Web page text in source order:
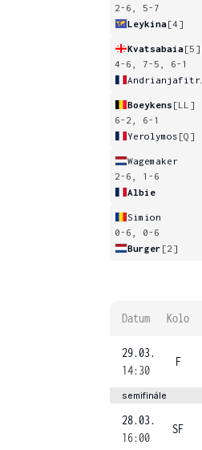
2-6, 5-7
Leykina[4]
Kvatsabaia[5]
4-6, 7-5, 6-1
Boeykens [LL]
6-2, 6-1
Yerolymos [Q]
Wagemaker
2-6, 1-6
Albie
Simion
0-6, 0-6
Burger [2]
Datum Kolo
29.03.
14:30
F
semifinále
28.03.
16:00
SF